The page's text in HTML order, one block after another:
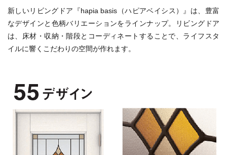
新しいリビングドア『hapia basis（ハピアベイシス）』は、豊富
なデザインと色柄バリエーションをラインナップ。リビングドア
は、床材・収納・階段とコーディネートすることで、ライフスタ
イルに響くこだわりの空間が作れます。